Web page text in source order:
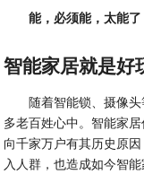
能，必须能，太能了
智能家居就是好
随着智能锁、摄像
多老百姓心中。智能家
向千家万户有其历史原
入人群，也造成如今智